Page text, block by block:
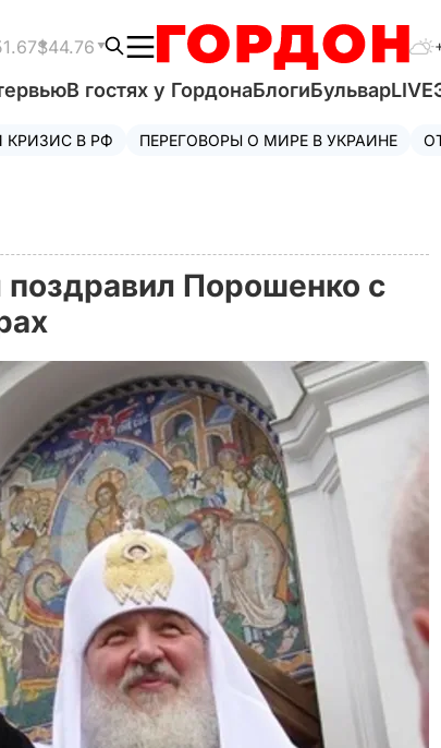
$44.76
В гостях у ГордонаБлогиБульварLIVE
В РФ ПЕРЕГОВОРЫ О МИРЕ В УКРАИНЕ
Порошенко с